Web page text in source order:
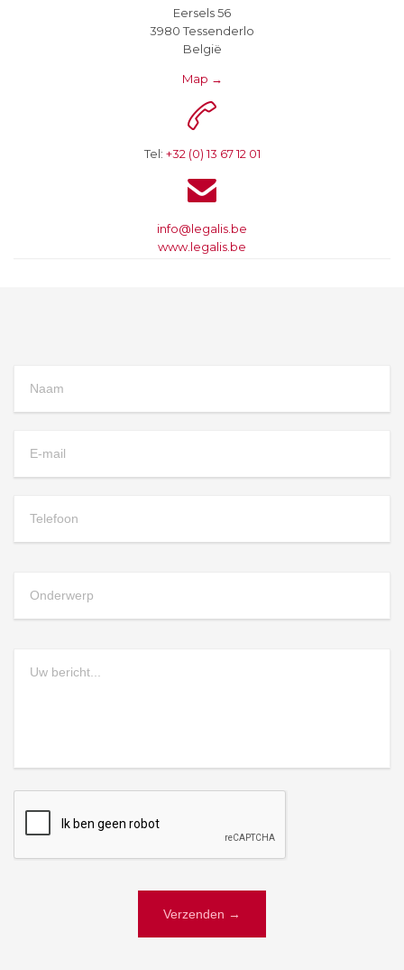
Eersels 56
3980 Tessenderlo
België
Map →

Tel: +32 (0) 13 67 12 01

info@legalis.be
www.legalis.be